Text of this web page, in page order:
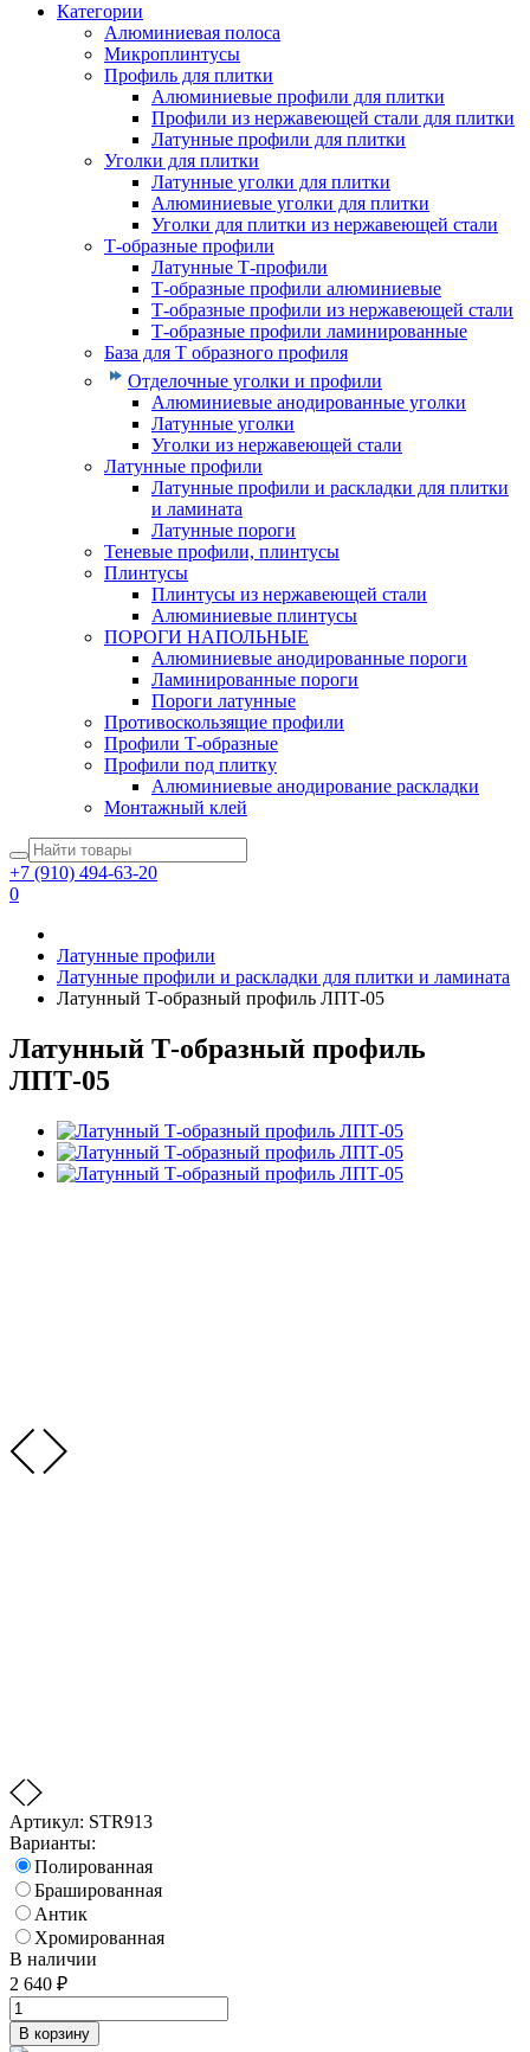
Категории
Алюминиевая полоса
Микроплинтусы
Профиль для плитки
Алюминиевые профили для плитки
Профили из нержавеющей стали для плитки
Латунные профили для плитки
Уголки для плитки
Латунные уголки для плитки
Алюминиевые уголки для плитки
Уголки для плитки из нержавеющей стали
Т-образные профили
Латунные Т-профили
Т-образные профили алюминиевые
Т-образные профили из нержавеющей стали
Т-образные профили ламинированные
База для Т образного профиля
Отделочные уголки и профили
Алюминиевые анодированные уголки
Латунные уголки
Уголки из нержавеющей стали
Латунные профили
Латунные профили и раскладки для плитки
и ламината
Латунные пороги
Теневые профили, плинтусы
Плинтусы
Плинтусы из нержавеющей стали
Алюминиевые плинтусы
ПОРОГИ НАПОЛЬНЫЕ
Алюминиевые анодированные пороги
Ламинированные пороги
Пороги латунные
Противоскользящие профили
Профили Т-образные
Профили под плитку
Алюминиевые анодирование раскладки
Монтажный клей
+7 (910) 494-63-20
0
Латунные профили
Латунные профили и раскладки для плитки и ламината
Латунный Т-образный профиль ЛПТ-05
Латунный Т-образный профиль
ЛПТ-05
Артикул: STR913
Варианты:
Полированная
Брашированная
Антик
Хромированная
В наличии
2 640 ₽
В корзину